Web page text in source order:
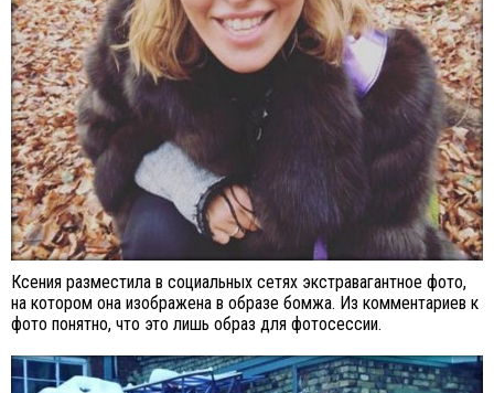
Ксения разместила в социальных сетях экстравагантное фото,
на котором она изображена в образе бомжа. Из комментариев к
фото понятно, что это лишь образ для фотосессии.